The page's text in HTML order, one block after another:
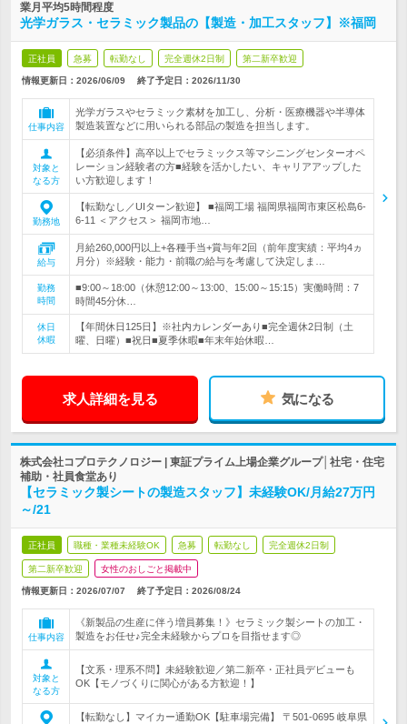
業月平均5時間程度
光学ガラス・セラミック製品の【製造・加工スタッフ】※福岡
正社員 急募 転勤なし 完全週休2日制 第二新卒歓迎
情報更新日：2026/06/09 終了予定日： 2026/11/30
仕事内容
光学ガラスやセラミック素材を加工し、分析・医療機器や半導体
製造装置などに用いられる部品の製造を担当します。
対象と
なる方
【必須条件】高卒以上でセラミックス等マシニングセンターオペ
レーション経験者の方■経験を活かしたい、キャリアアップした
い方歓迎します！
勤務地
【転勤なし／UIターン歓迎】 ■福岡工場 福岡県福岡市東区松島6-
6-11 ＜アクセス＞ 福岡市地…
給与
月給260,000円以上+各種手当+賞与年2回（前年度実績：平均4ヵ
月分）※経験・能力・前職の給与を考慮して決定しま…
勤務
時間
■9:00～18:00（休憩12:00～13:00、15:00～15:15）実働時間：7
時間45分休…
休日
休暇
【年間休日125日】※社内カレンダーあり■完全週休2日制（土
曜、日曜）■祝日■夏季休暇■年末年始休暇…
求人詳細を見る 気になる
株式会社コプロテクノロジー | 東証プライム上場企業グループ│社宅・住宅
補助・社員食堂あり
【セラミック製シートの製造スタッフ】未経験OK/月給27万円
～/21
正社員 職種・業種未経験OK 急募 転勤なし 完全週休2日制
第二新卒歓迎 女性のおしごと掲載中
情報更新日：2026/07/07 終了予定日： 2026/08/24
仕事内容
《新製品の生産に伴う増員募集！》セラミック製シートの加工・
製造をお任せ♪完全未経験からプロを目指せます◎
対象と
なる方
【文系・理系不問】未経験歓迎／第二新卒・正社員デビューも
OK【モノづくりに関心がある方歓迎！】
【転勤なし】マイカー通勤OK【駐車場完備】 〒501-0695 岐阜県